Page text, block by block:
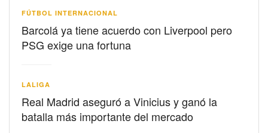
FÚTBOL INTERNACIONAL
Barcolá ya tiene acuerdo con Liverpool pero
PSG exige una fortuna
LALIGA
Real Madrid aseguró a Vinicius y ganó la
batalla más importante del mercado